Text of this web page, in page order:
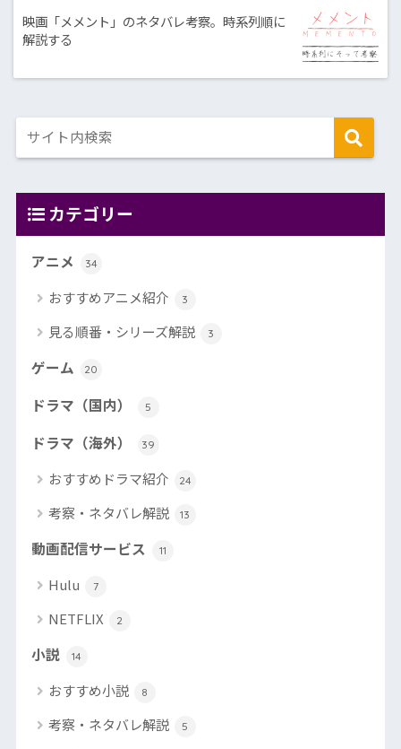
映画「メメント」のネタバレ考察。時系列順に
解説する
カテゴリー
アニメ 34
おすすめアニメ紹介 3
見る順番・シリーズ解説 3
ゲーム 20
ドラマ（国内） 5
ドラマ（海外） 39
おすすめドラマ紹介 24
考察・ネタバレ解説 13
動画配信サービス 11
Hulu 7
NETFLIX 2
小説 14
おすすめ小説 8
考察・ネタバレ解説 5